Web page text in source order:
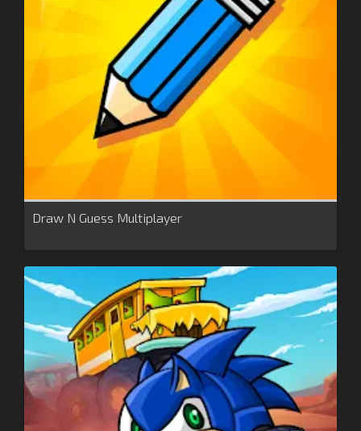
Draw N Guess Multiplayer